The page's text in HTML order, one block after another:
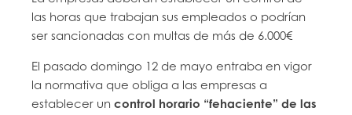
las horas que trabajan sus empleados o podrían
ser sancionadas con multas de más de 6.000€
El pasado domingo 12 de mayo entraba en vigor
la normativa que obliga a las empresas a
establecer un control horario “fehaciente” de las